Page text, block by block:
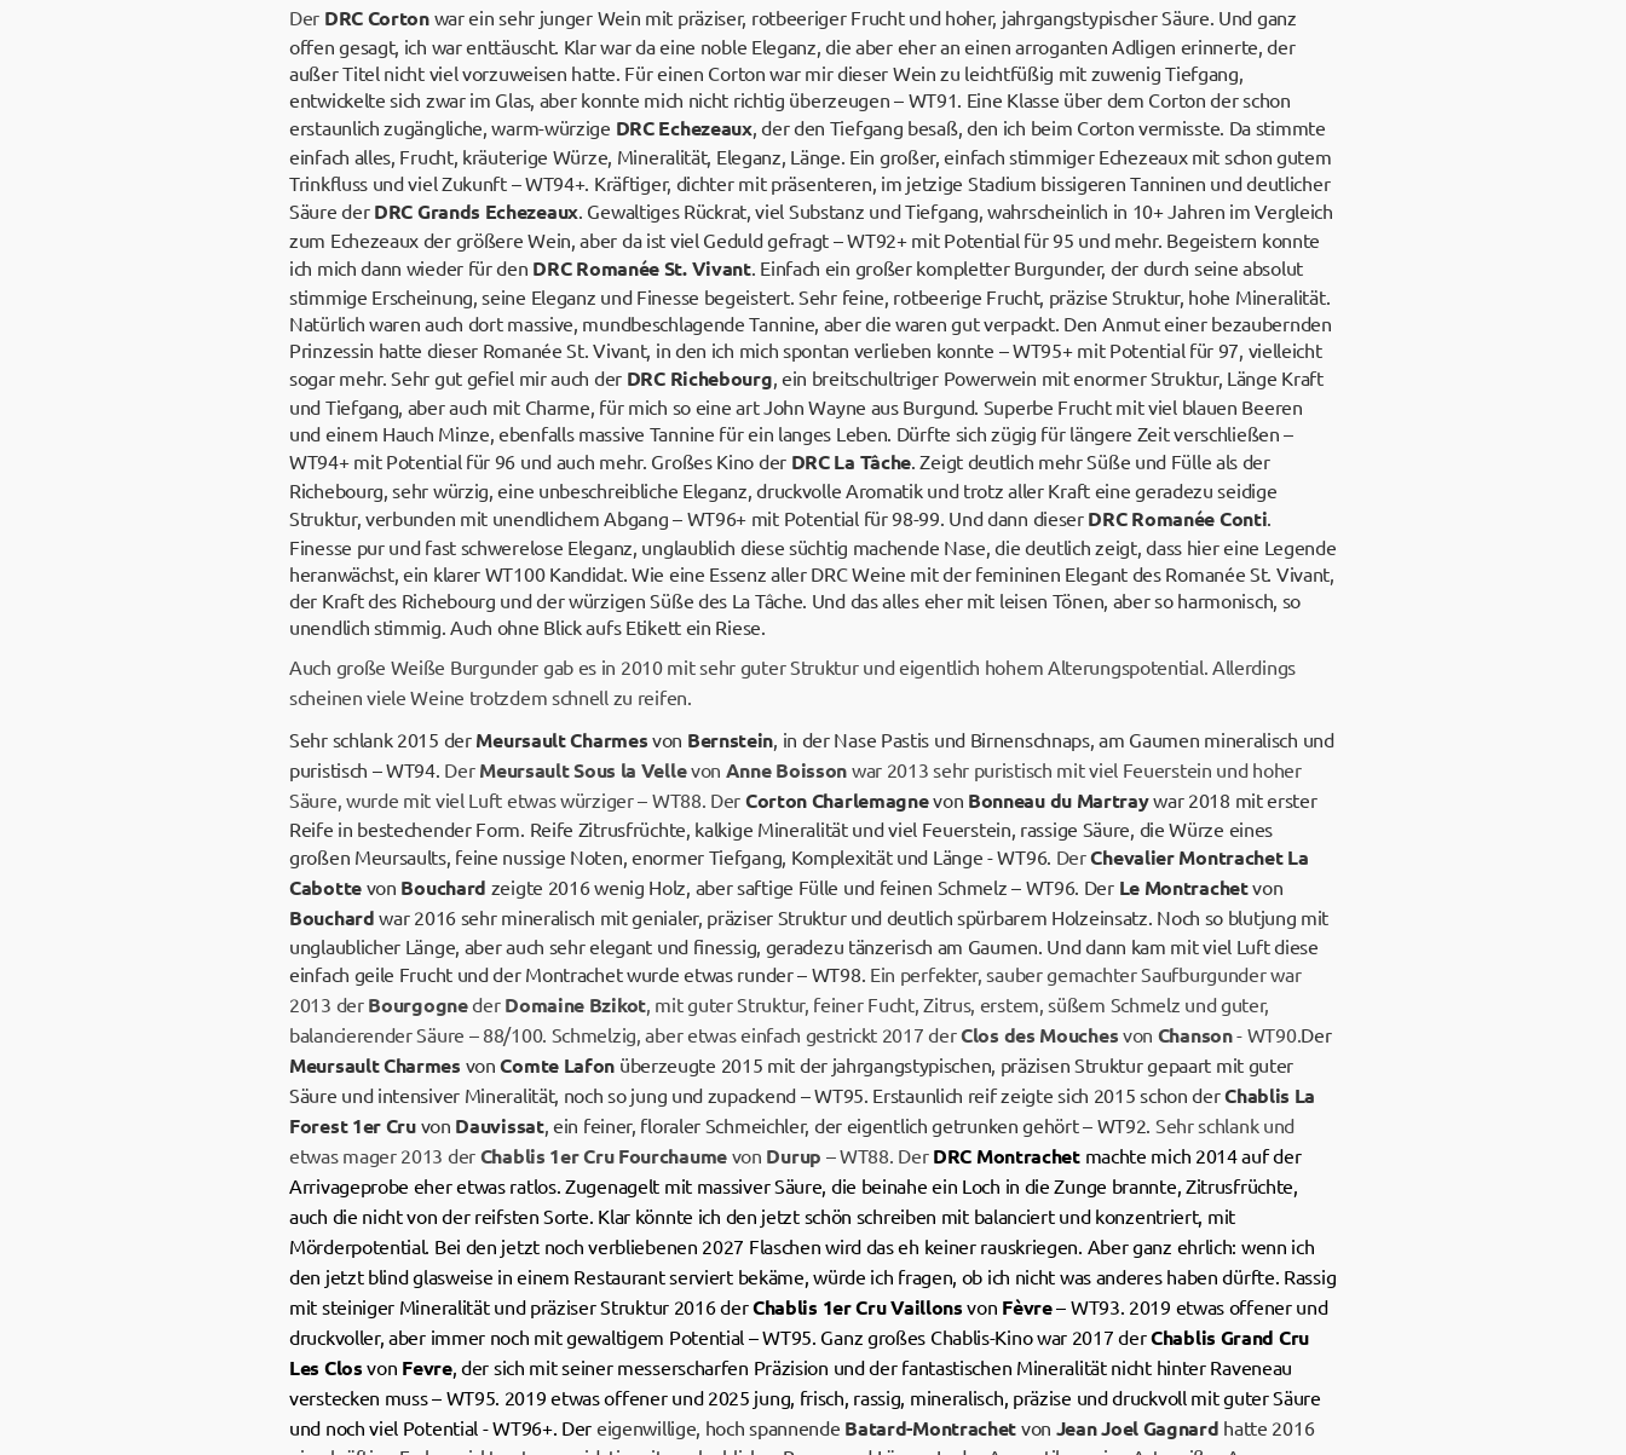
Der DRC Cortonwar ein sehr junger Wein mit präziser, rotbeeriger Frucht und hoher, jahrgangstypischer Säure. Und ganz
offen gesagt, ich war enttäuscht. Klar war da eine noble Eleganz, die aber eher an einen arroganten Adligen erinnerte, der
außer Titel nicht viel vorzuweisen hatte. Für einen Corton war mir dieser Wein zu leichtfüßig mit zuwenig Tiefgang,
entwickelte sich zwar im Glas, aber konnte mich nicht richtig überzeugen – WT91. Eine Klasse über dem Corton der schon
erstaunlich zugängliche, warm-würzige DRC Echezeaux, der den Tiefgang besaß, den ich beim Corton vermisste. Da stimmte
einfach alles, Frucht, kräuterige Würze, Mineralität, Eleganz, Länge. Ein großer, einfach stimmiger Echezeaux mit schon gutem
Trinkfluss und viel Zukunft – WT94+. Kräftiger, dichter mit präsenteren, im jetzige Stadium bissigeren Tanninen und deutlicher
Säure der DRC Grands Echezeaux. Gewaltiges Rückrat, viel Substanz und Tiefgang, wahrscheinlich in 10+ Jahren im Vergleich
zum Echezeaux der größere Wein, aber da ist viel Geduld gefragt – WT92+ mit Potential für 95 und mehr. Begeistern konnte
ich mich dann wieder für den DRC Romanée St. Vivant. Einfach ein großer kompletter Burgunder, der durch seine absolut
stimmige Erscheinung, seine Eleganz und Finesse begeistert. Sehr feine, rotbeerige Frucht, präzise Struktur, hohe Mineralität.
Natürlich waren auch dort massive, mundbeschlagende Tannine, aber die waren gut verpackt. Den Anmut einer bezaubernden
Prinzessin hatte dieser Romanée St. Vivant, in den ich mich spontan verlieben konnte – WT95+ mit Potential für 97, vielleicht
sogar mehr. Sehr gut gefiel mir auch der DRC Richebourg, ein breitschultriger Powerwein mit enormer Struktur, Länge Kraft
und Tiefgang, aber auch mit Charme, für mich so eine art John Wayne aus Burgund. Superbe Frucht mit viel blauen Beeren
und einem Hauch Minze, ebenfalls massive Tannine für ein langes Leben. Dürfte sich zügig für längere Zeit verschließen –
WT94+ mit Potential für 96 und auch mehr. Großes Kino der DRC La Tâche. Zeigt deutlich mehr Süße und Fülle als der
Richebourg, sehr würzig, eine unbeschreibliche Eleganz, druckvolle Aromatik und trotz aller Kraft eine geradezu seidige
Struktur, verbunden mit unendlichem Abgang – WT96+ mit Potential für 98-99. Und dann dieser DRC Romanée Conti.
Finesse pur und fast schwerelose Eleganz, unglaublich diese süchtig machende Nase, die deutlich zeigt, dass hier eine Legende
heranwächst, ein klarer WT100 Kandidat. Wie eine Essenz aller DRC Weine mit der femininen Elegant des Romanée St. Vivant,
der Kraft des Richebourg und der würzigen Süße des La Tâche. Und das alles eher mit leisen Tönen, aber so harmonisch, so
unendlich stimmig. Auch ohne Blick aufs Etikett ein Riese.
Auch große Weiße Burgunder gab es in 2010 mit sehr guter Struktur und eigentlich hohem Alterungspotential. Allerdings
scheinen viele Weine trotzdem schnell zu reifen.
Sehr schlank 2015 der Meursault Charmes von Bernstein, in der Nase Pastis und Birnenschnaps, am Gaumen mineralisch und
puristisch – WT94. Der Meursault Sous la Vellevon Anne Boisson war 2013 sehr puristisch mit viel Feuerstein und hoher
Säure, wurde mit viel Luft etwas würziger – WT88. Der Corton Charlemagnevon Bonneau du Martraywar 2018 mit erster
Reife in bestechender Form. Reife Zitrusfrüchte, kalkige Mineralität und viel Feuerstein, rassige Säure, die Würze eines
großen Meursaults, feine nussige Noten, enormer Tiefgang, Komplexität und Länge - WT96. DerChevalier Montrachet La
Cabottevon Bouchard zeigte 2016 wenig Holz, aber saftige Fülle und feinen Schmelz – WT96. Der Le Montrachetvon
Bouchard war 2016 sehr mineralisch mit genialer, präziser Struktur und deutlich spürbarem Holzeinsatz. Noch so blutjung mit
unglaublicher Länge, aber auch sehr elegant und finessig, geradezu tänzerisch am Gaumen. Und dann kam mit viel Luft diese
einfach geile Frucht und der Montrachet wurde etwas runder – WT98. Ein perfekter, sauber gemachter Saufburgunder war
2013 der Bourgogneder Domaine Bzikot, mit guter Struktur, feiner Fucht, Zitrus, erstem, süßem Schmelz und guter,
balancierender Säure – 88/100. Schmelzig, aber etwas einfach gestrickt 2017 derClos des Mouches von Chanson- WT90.Der
Meursault Charmes vonComte Lafon überzeugte 2015 mit der jahrgangstypischen, präzisen Struktur gepaart mit guter
Säure und intensiver Mineralität, noch so jung und zupackend – WT95. Erstaunlich reif zeigte sich 2015 schon derChablis La
Forest 1er Cruvon Dauvissat, ein feiner, floraler Schmeichler, der eigentlich getrunken gehört – WT92. Sehr schlank und
etwas mager 2013 der Chablis 1er Cru Fourchaumevon Durup – WT88. Der DRC Montrachetmachte mich 2014 auf der
Arrivageprobe eher etwas ratlos. Zugenagelt mit massiver Säure, die beinahe ein Loch in die Zunge brannte, Zitrusfrüchte,
auch die nicht von der reifsten Sorte. Klar könnte ich den jetzt schön schreiben mit balanciert und konzentriert, mit
Mörderpotential. Bei den jetzt noch verbliebenen 2027 Flaschen wird das eh keiner rauskriegen. Aber ganz ehrlich: wenn ich
den jetzt blind glasweise in einem Restaurant serviert bekäme, würde ich fragen, ob ich nicht was anderes haben dürfte. Rassig
mit steiniger Mineralität und präziser Struktur 2016 derChablis 1er Cru Vaillons von Fèvre– WT93. 2019 etwas offener und
druckvoller, aber immer noch mit gewaltigem Potential – WT95. Ganz großes Chablis-Kino war 2017 derChablis Grand Cru
Les Clos von Fevre, der sich mit seiner messerscharfen Präzision und der fantastischen Mineralität nicht hinter Raveneau
verstecken muss – WT95. 2019 etwas offener und 2025 jung, frisch, rassig, mineralisch, präzise und druckvoll mit guter Säure
und noch viel Potential - WT96+. Der eigenwillige, hoch spannende Batard-Montrachet von Jean Joel Gagnard hatte 2016